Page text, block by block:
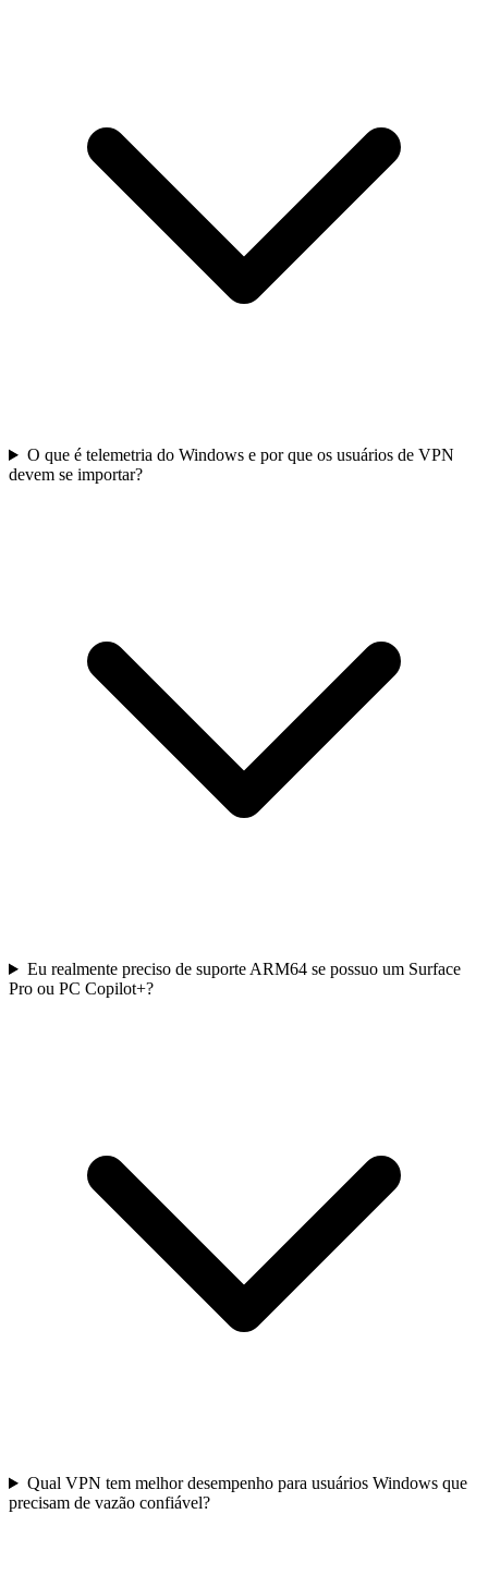
O que é telemetria do Windows e por que os usuários de VPN
devem se importar?
Eu realmente preciso de suporte ARM64 se possuo um Surface
Pro ou PC Copilot+?
Qual VPN tem melhor desempenho para usuários Windows que
precisam de vazão confiável?